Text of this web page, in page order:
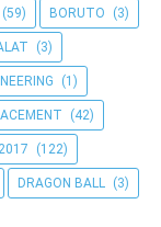
(59) BORUTO (3)
(3)
(1)
(42)
(122)
DRAGON BALL (3)